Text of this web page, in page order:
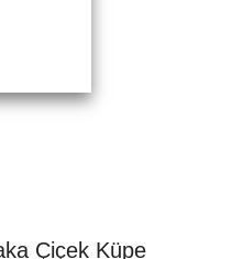
Çiçek Küpe